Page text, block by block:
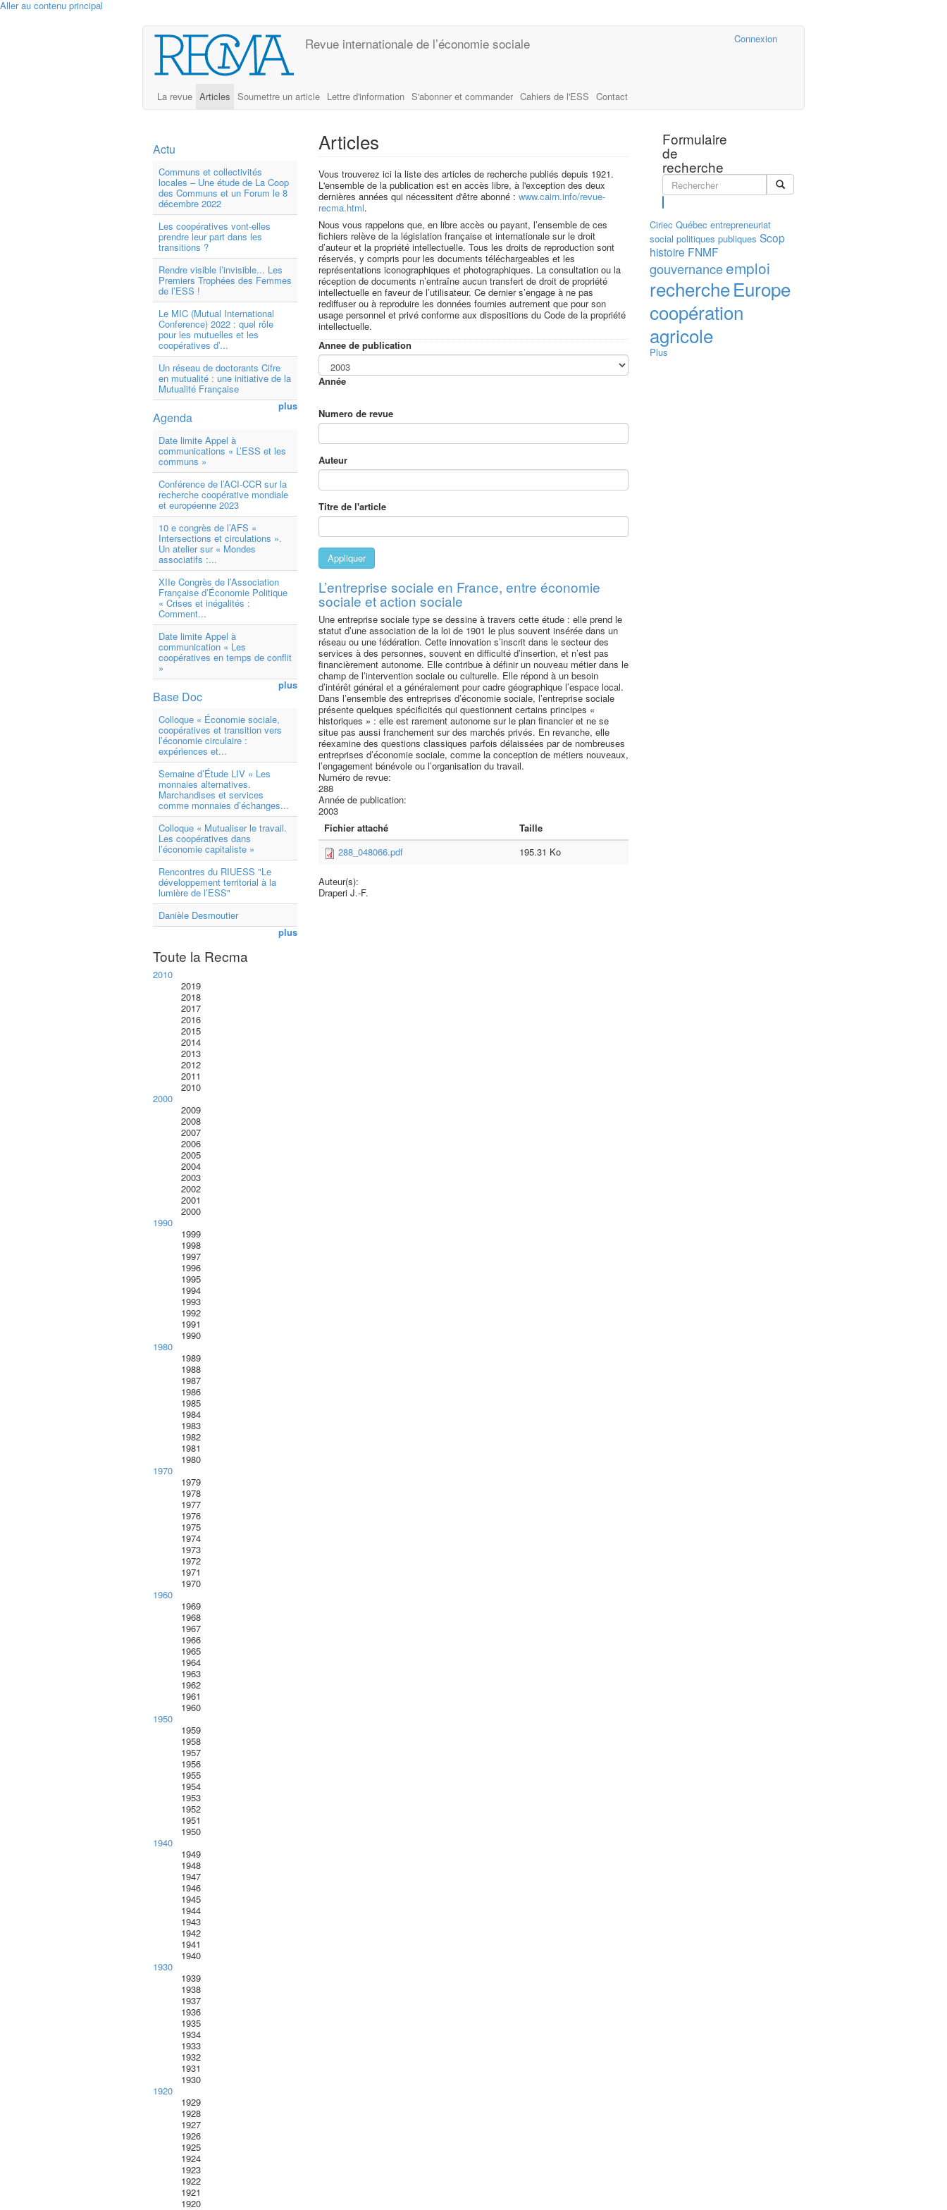
Aller au contenu principal
Connexion
Revue internationale de l’économie sociale
La revue Articles Soumettre un article Lettre d'information S'abonner et commander Cahiers de l'ESS Contact
Formulaire
de
recherche
Actu
Communs et collectivités
locales – Une étude de La Coop
des Communs et un Forum le 8
décembre 2022
Les coopératives vont-elles
prendre leur part dans les
transitions ?
Rendre visible l’invisible... Les
Premiers Trophées des Femmes
de l’ESS !
Le MIC (Mutual International
Conference) 2022 : quel rôle
pour les mutuelles et les
coopératives d’...
Un réseau de doctorants Cifre
en mutualité : une initiative de la
Mutualité Française
plus
Agenda
Date limite Appel à
communications « L’ESS et les
communs »
Conférence de l’ACI-CCR sur la
recherche coopérative mondiale
et européenne 2023
10 e congrès de l’AFS «
Intersections et circulations ».
Un atelier sur « Mondes
associatifs :...
XIIe Congrès de l’Association
Française d’Économie Politique
« Crises et inégalités :
Comment...
Date limite Appel à
communication « Les
coopératives en temps de conflit
»
plus
Base Doc
Colloque « Économie sociale,
coopératives et transition vers
l’économie circulaire :
expériences et...
Semaine d’Étude LIV « Les
monnaies alternatives.
Marchandises et services
comme monnaies d’échanges...
Colloque « Mutualiser le travail.
Les coopératives dans
l’économie capitaliste »
Rencontres du RIUESS "Le
développement territorial à la
lumière de l’ESS"
Danièle Desmoutier
plus
Toute la Recma
2010
2019
2018
2017
2016
2015
2014
2013
2012
2011
2010
2000
2009
2008
2007
2006
2005
2004
2003
2002
2001
2000
1990
1999
1998
1997
1996
1995
1994
1993
1992
1991
1990
1980
1989
1988
1987
1986
1985
1984
1983
1982
1981
1980
1970
1979
1978
1977
1976
1975
1974
1973
1972
1971
1970
1960
1969
1968
1967
1966
1965
1964
1963
1962
1961
1960
1950
1959
1958
1957
1956
1955
1954
1953
1952
1951
1950
1940
1949
1948
1947
1946
1945
1944
1943
1942
1941
1940
1930
1939
1938
1937
1936
1935
1934
1933
1932
1931
1930
1920
1929
1928
1927
1926
1925
1924
1923
1922
1921
1920
Articles
Vous trouverez ici la liste des articles de recherche publiés depuis 1921.
L'ensemble de la publication est en accès libre, à l'exception des deux
dernières années qui nécessitent d'être abonné : www.cairn.info/revue-
recma.html.
Nous vous rappelons que, en libre accès ou payant, l’ensemble de ces
fichiers relève de la législation française et internationale sur le droit
d’auteur et la propriété intellectuelle. Tous les droits de reproduction sont
réservés, y compris pour les documents téléchargeables et les
représentations iconographiques et photographiques. La consultation ou la
réception de documents n’entraîne aucun transfert de droit de propriété
intellectuelle en faveur de l’utilisateur. Ce dernier s’engage à ne pas
rediffuser ou à reproduire les données fournies autrement que pour son
usage personnel et privé conforme aux dispositions du Code de la propriété
intellectuelle.
Annee de publication
Année
Numero de revue
Auteur
Titre de l'article
Appliquer
L’entreprise sociale en France, entre économie
sociale et action sociale
Une entreprise sociale type se dessine à travers cette étude : elle prend le
statut d’une association de la loi de 1901 le plus souvent insérée dans un
réseau ou une fédération. Cette innovation s’inscrit dans le secteur des
services à des personnes, souvent en difficulté d’insertion, et n’est pas
financièrement autonome. Elle contribue à définir un nouveau métier dans le
champ de l’intervention sociale ou culturelle. Elle répond à un besoin
d’intérêt général et a généralement pour cadre géographique l’espace local.
Dans l’ensemble des entreprises d’économie sociale, l’entreprise sociale
présente quelques spécificités qui questionnent certains principes «
historiques » : elle est rarement autonome sur le plan financier et ne se
situe pas aussi franchement sur des marchés privés. En revanche, elle
réexamine des questions classiques parfois délaissées par de nombreuses
entreprises d’économie sociale, comme la conception de métiers nouveaux,
l’engagement bénévole ou l’organisation du travail.
Numéro de revue:
288
Année de publication:
2003
Fichier attaché
Taille
288_048066.pdf
195.31 Ko
Auteur(s):
Draperi J.-F.
Ciriec Québec entrepreneuriat
social politiques publiques Scop
histoire FNMF
gouvernanceemploi
rechercheEurope
coopération
agricole
Plus